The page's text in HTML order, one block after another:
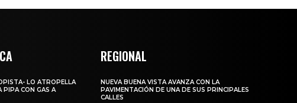
LO ATROPELLA
PIPA CON GAS A
REGIONAL
NUEVA BUENA VISTA AVANZA CON LA
PAVIMENTACIÓN DE UNA DE SUS PRINCIPALES
CALLES